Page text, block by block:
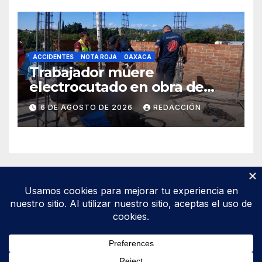
ACCIDENTES NOTA ROJA OAXACA
Trabajador muere
electrocutado en obra de
Soledad Etla; dos jóvenes
resultan gravemente
lesionados
6 DE AGOSTO DE 2026 REDACCIÓN